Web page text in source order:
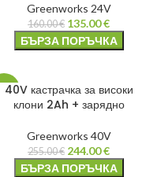
Greenworks 24V
160.00€ 135.00€
БЪРЗА ПОРЪЧКА
-4%40V кастрачка за високи
клони 2Ah + зарядно
Greenworks 40V
255.00€ 244.00€
БЪРЗА ПОРЪЧКА